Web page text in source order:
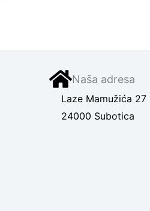
Naša adresa
Laze Mamužića 27
24000 Subotica